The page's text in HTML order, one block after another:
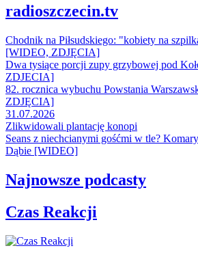
radioszczecin.tv
Chodnik na Piłsudskiego: "kobiety na
[WIDEO, ZDJĘCIA]
Dwa tysiące porcji zupy grzybowej pod
ZDJECIA]
82. rocznica wybuchu Powstania
ZDJĘCIA]
31.07.2026
Zlikwidowali plantację konopi
Seans z niechcianymi gośćmi w tle?
Dąbie [WIDEO]
Najnowsze podcasty
Czas Reakcji